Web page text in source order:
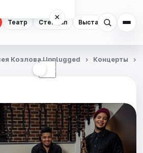
Театр Стендап Выставки
×
☾
Козлова Unplugged Концерты